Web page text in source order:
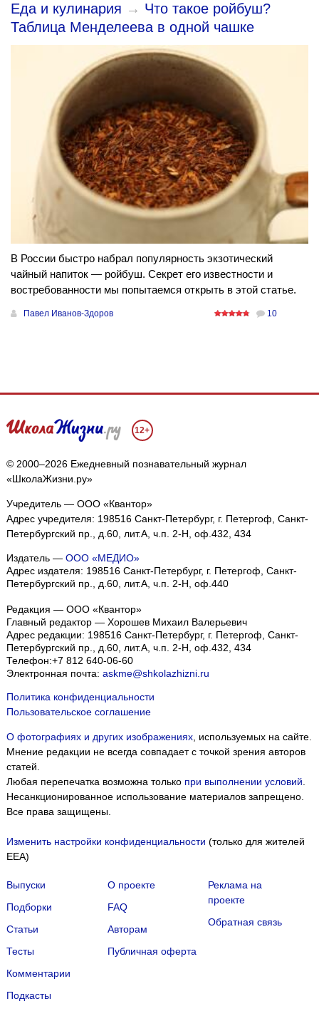
Еда и кулинария → Что такое ройбуш?
Таблица Менделеева в одной чашке
В России быстро набрал популярность экзотический
чайный напиток — ройбуш. Секрет его известности и
востребованности мы попытаемся открыть в этой статье.
Павел Иванов-Здоров 10
12+
© 2000–2026 Ежедневный познавательный журнал
«ШколаЖизни.ру»
Учредитель — ООО «Квантор»
Адрес учредителя: 198516 Санкт-Петербург, г. Петергоф, Санкт-
Петербургский пр., д.60, лит.А, ч.п. 2-Н, оф.432, 434
Издатель — ООО «МЕДИО»
Адрес издателя: 198516 Санкт-Петербург, г. Петергоф, Санкт-
Петербургский пр., д.60, лит.А, ч.п. 2-Н, оф.440
Редакция — ООО «Квантор»
Главный редактор — Хорошев Михаил Валерьевич
Адрес редакции: 198516 Санкт-Петербург, г. Петергоф Санкт-
Петербургский пр., д.60, лит.А, ч.п. 2-Н, оф.432, 434
Телефон:+7 812 640-06-60
Электронная почта: askme@shkolazhizni.ru
Политика конфиденциальности
Пользовательское соглашение
О фотографиях и других изображениях, используемых на сайте.
Мнение редакции не всегда совпадает с точкой зрения авторов
статей.
Любая перепечатка возможна только при выполнении условий
Несанкционированное использование материалов запрещено.
Все права защищены.
Изменить настройки конфиденциальности (только для жителей
EEA)
Выпуски
Подборки
Статьи
Тесты
Комментарии
Подкасты
О проекте
FAQ
Авторам
Публичная оферта
Реклама на
проекте
Обратная связь